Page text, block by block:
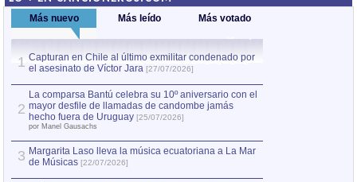
Más nuevo Más leído Más votado
1 Capturan en Chile al último exmilitar condenado por
el asesinato de Víctor Jara [27/07/2026]
2
La comparsa Bantú celebra su 10º aniversario con el
mayor desfile de llamadas de candombe jamás
hecho fuera de Uruguay [25/07/2026]
por Manel Gausachs
3 Margarita Laso lleva la música ecuatoriana a La Mar
de Músicas [22/07/2026]